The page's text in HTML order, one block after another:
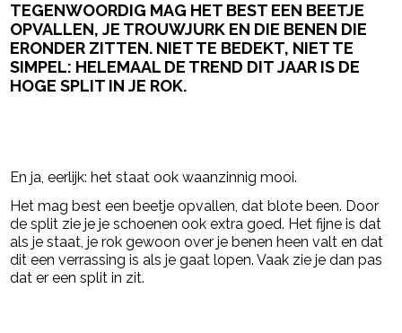
TEGENWOORDIG MAG HET BEST EEN BEETJE
OPVALLEN, JE TROUWJURK EN DIE BENEN DIE
ERONDER ZITTEN. NIET TE BEDEKT, NIET TE
SIMPEL: HELEMAAL DE TREND DIT JAAR IS DE
HOGE SPLIT IN JE ROK.
En ja, eerlijk: het staat ook waanzinnig mooi.
Het mag best een beetje opvallen, dat blote been. Door
de split zie je je schoenen ook extra goed. Het fijne is dat
als je staat, je rok gewoon over je benen heen valt en dat
dit een verrassing is als je gaat lopen. Vaak zie je dan pas
dat er een split in zit.